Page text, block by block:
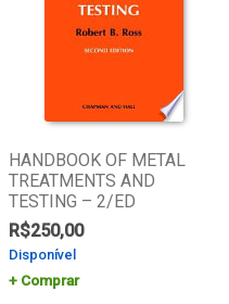
HANDBOOK OF METAL
TREATMENTS AND
TESTING – 2/ED
R$250,00
Disponível
Comprar